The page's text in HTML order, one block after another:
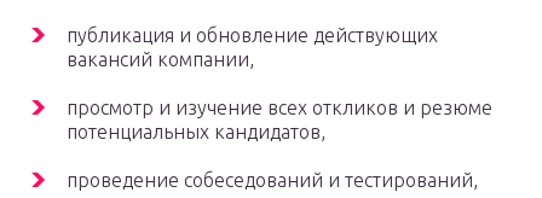
публикация и обновление действующих
вакансий компании,
просмотр и изучение всех откликов и резюме
потенциальных кандидатов,
проведение собеседований и тестирований,